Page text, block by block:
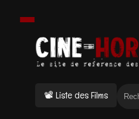
📽 Liste des Films